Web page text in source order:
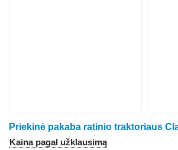
Priekinė pakaba ratinio traktoriaus
Kaina pagal užklausimą